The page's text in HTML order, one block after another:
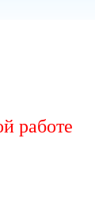
работе